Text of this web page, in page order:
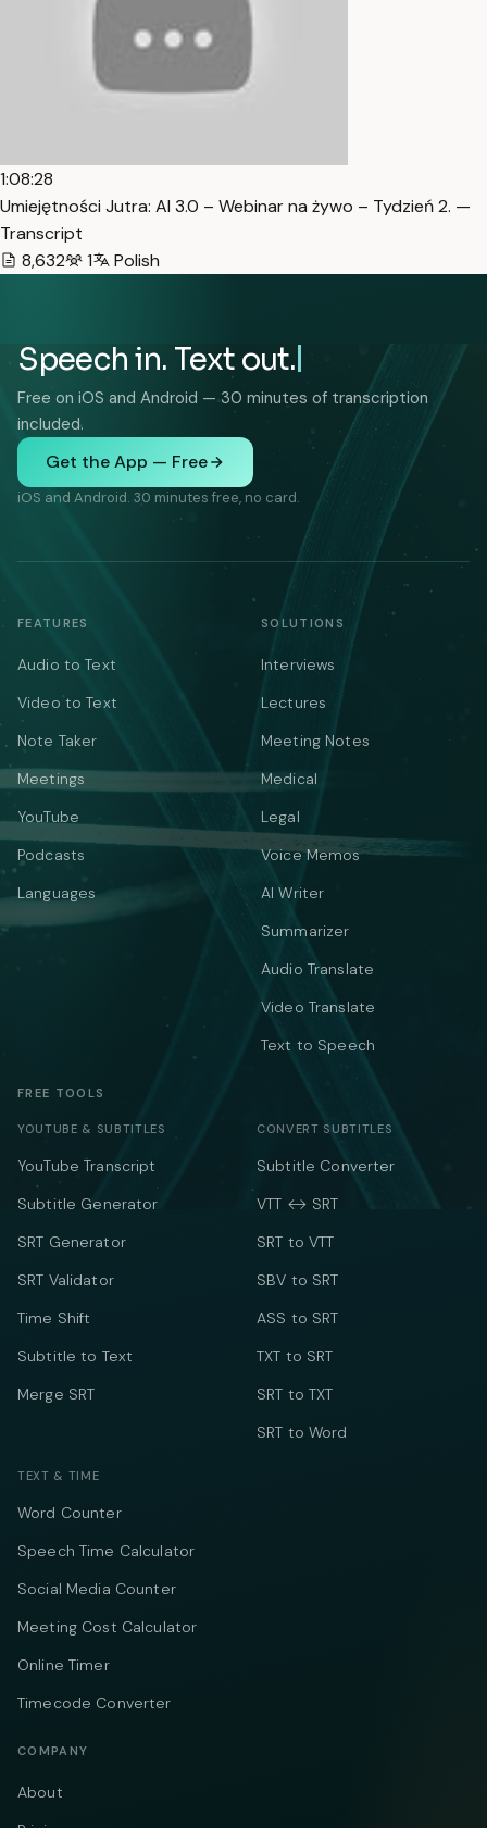
1:08:28
Umiejętności Jutra: AI 3.0 – Webinar na żywo – Tydzień 2. —
Transcript
8,632
1 Polish
Speech in. Text out.
Free on iOS and Android — 30 minutes of transcription
included.
Get the App — Free
iOS and Android. 30 minutes free, no card.
FEATURES
Audio to Text
Video to Text
Note Taker
Meetings
YouTube
Podcasts
Languages
SOLUTIONS
Interviews
Lectures
Meeting Notes
Medical
Legal
Voice Memos
AI Writer
Summarizer
Audio Translate
Video Translate
Text to Speech
FREE TOOLS
YOUTUBE & SUBTITLES
YouTube Transcript
Subtitle Generator
SRT Generator
SRT Validator
Time Shift
Subtitle to Text
Merge SRT
CONVERT SUBTITLES
Subtitle Converter
VTT ↔ SRT
SRT to VTT
SBV to SRT
ASS to SRT
TXT to SRT
SRT to TXT
SRT to Word
TEXT & TIME
Word Counter
Speech Time Calculator
Social Media Counter
Meeting Cost Calculator
Online Timer
Timecode Converter
COMPANY
About